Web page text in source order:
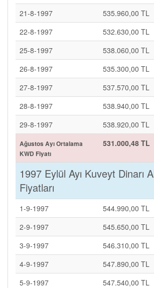
21-8-1997
535.960,00 TL
22-8-1997
532.630,00 TL
25-8-1997
538.060,00 TL
26-8-1997
535.300,00 TL
27-8-1997
537.570,00 TL
28-8-1997
538.940,00 TL
29-8-1997
538.920,00 TL
Ağustos Ayı Ortalama
KWD Fiyatı
531.000,48 TL
1997 Eylül Ayı Kuveyt Dinarı
Fiyatları
1-9-1997 544.990,00 TL
2-9-1997
545.650,00 TL
3-9-1997
546.310,00 TL
4-9-1997
547.890,00 TL
5-9-1997
547.540,00 TL